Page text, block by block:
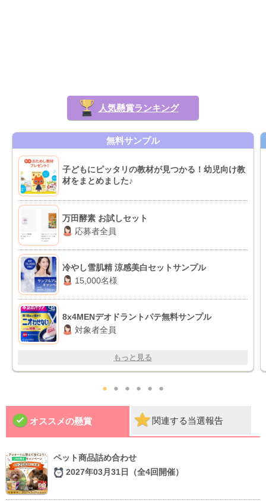
人気懸賞ランキング
無料サンプル
子どもにピッタリの教材が見つかる！幼児向け教
材をまとめました♪
万田酵素 お試しセット
応募者全員
冷やし雪肌精 涼感美白セットサンプル
15,000名様
8x4MENデオドラントパテ無料サンプル
対象者全員
もっと見る
● ● ● ● ● ●
オススメの懸賞 関連する当選報告
ペット商品詰め合わせ
2027年03月31日（全4回開催）